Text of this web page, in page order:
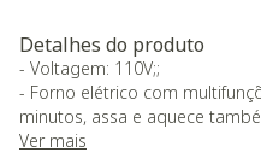
Detalhes do produto
- Voltagem: 110V;;
- Forno elétrico com
minutos, assa e aquece
como pães, biscoitos ou
Ver mais